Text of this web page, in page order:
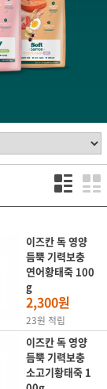
이즈칸 독 영양
듬뿍 기력보충
연어황태죽 100
g
2,300원
23원 적립
이즈칸 독 영양
듬뿍 기력보충
소고기황태죽 1